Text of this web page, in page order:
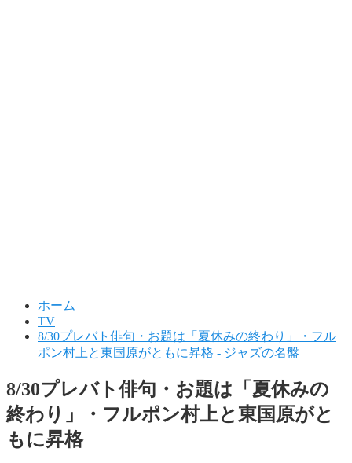
ホーム
TV
8/30プレバト俳句・お題は「夏休みの終わり」・フル
ポン村上と東国原がともに昇格 - ジャズの名盤
8/30プレバト俳句・お題は「夏休みの
終わり」・フルポン村上と東国原がと
もに昇格